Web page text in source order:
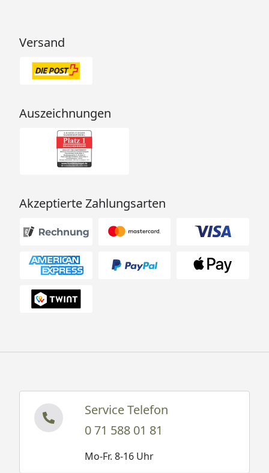
Versand
Auszeichnungen
Akzeptierte Zahlungsarten
Service Telefon
0 71 588 01 81
Mo-Fr. 8-16 Uhr